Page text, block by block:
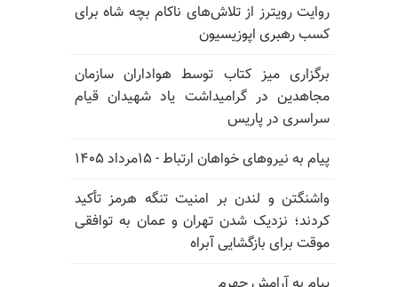
روایت رویترز از تلاش‌های ناکام بچه شاه برای
کسب رهبری اپوزیسیون
برگزاری میز کتاب توسط هواداران سازمان
مجاهدین در گرامیداشت یاد شهیدان قیام
سراسری در پاریس
پیام به نیروهای خواهان ارتباط - ۱۵مرداد ۱۴۰۵
واشنگتن و لندن بر امنیت تنگه هرمز تأکید
کردند؛ نزدیک شدن تهران و عمان به توافقی
موقت برای بازگشایی آبراه